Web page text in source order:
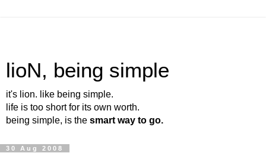
lioN, being simple
it's lion. like being simple.
life is too short for its own worth.
being simple, is the smart way to go.
30 Aug 2008